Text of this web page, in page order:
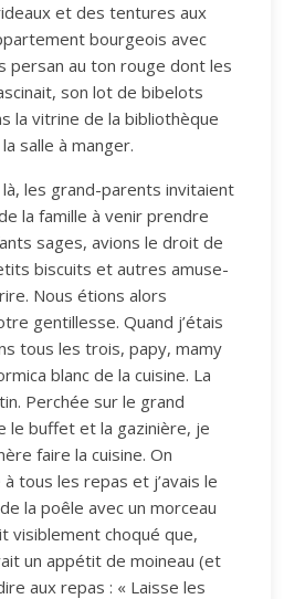
et des tentures aux
bourgeois avec
persan au ton rouge dont les
son lot de bibelots
la vitrine de la bibliothèque
salle à manger.
les grand-parents invitaient
la famille à venir prendre
sages, avions le droit de
biscuits et autres amuse-
Nous étions alors
gentillesse. Quand j’étais
tous les trois, papy, mamy
blanc de la cuisine. La
Perchée sur le grand
le buffet et la gazinière, je
faire la cuisine. On
tous les repas et j’avais le
la poêle avec un morceau
visiblement choqué que,
un appétit de moineau (et
aux repas : « Laisse les